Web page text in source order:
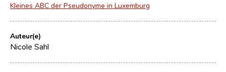
Kleines ABC der Pseudonyme in Luxemburg
Auteur(e)
Nicole Sahl